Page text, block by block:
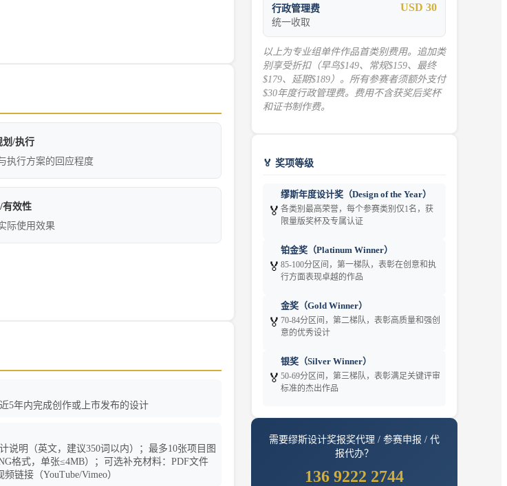
划/执行
执行方案的回应程度
有效性
际使用效果
5年内完成创作或上市发布的设计
说明（英文，建议350词以内）；最多10张项目图
格式，单张≤4MB）；可选补充材料：PDF文件
频链接（YouTube/Vimeo）
行政管理费 USD 30
统一收取
以上为专业组单件作品首类别费用。追加类
别享受折扣（早鸟$149、常规$159、最终
$179、延期$189）。所有参赛者须额外支付
$30年度行政管理费。费用不含获奖后奖杯
和证书制作费。
🏅 奖项等级
🏅
缪斯年度设计奖（Design of the Year）
各类别最高荣誉，每个参赛类别仅1名，获
限量版奖杯及专属认证
🏅
铂金奖（Platinum Winner）
85-100分区间，第一梯队，表彰在创意和执
行方面表现卓越的作品
🏅
金奖（Gold Winner）
70-84分区间，第二梯队，表彰高质量和强创
意的优秀设计
🏅
银奖（Silver Winner）
50-69分区间，第三梯队，表彰满足关键评审
标准的杰出作品
需要缪斯设计奖报奖代理 / 参赛申报 / 代
报代办？
136 9222 2744